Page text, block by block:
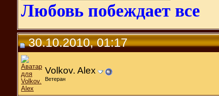
Любовь побеждает все
30.10.2010, 01:17
Volkov. Alex
Ветеран